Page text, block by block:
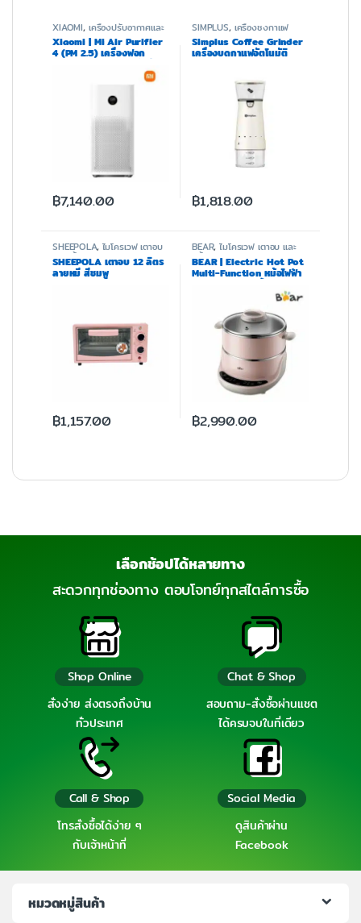
XIAOMI, เครื่องปรับอากาศและ
ฟอกอากาศ
Xiaomi | Mi Air Purifier
4 (PM 2.5) เครื่องฟอก
฿7,140.00
SIMPLUS, เครื่องชงกาแฟ
Simplus Coffee Grinder
เครื่องบดกาแฟอัตโนมัติ
฿1,818.00
SHEEPOLA, ไมโครเวฟ เตาอบ
และหม้อทอด
SHEEPOLA เตาอบ 12 ลิตร
ลายหมี สีชมพู
฿1,157.00
BEAR,ไมโครเวฟ เตาอบ และ
หม้อทอด
BEAR | Electric Hot Pot
Multi-Function หม้อไฟฟ้า
฿2,990.00
เลือกช้อปได้หลายทาง
สะดวกทุกช่องทาง ตอบโจทย์ทุกสไตล์การซื้อ
Shop Online
สั่งง่าย ส่งตรงถึงบ้าน
ทั่วประเทศ
Chat & Shop
สอบถาม-สั่งซื้อผ่านแชต
ได้ครบจบในที่เดียว
Call & Shop
โทรสั่งซื้อได้ง่าย ๆ
กับเจ้าหน้าที่
Social Media
ดูสินค้าผ่าน
Facebook
หมวดหมู่สินค้า